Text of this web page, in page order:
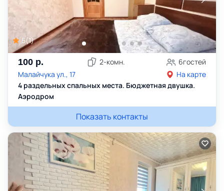
5(1)
100 р. 2-комн. 6гостей
Малайчука ул., 17
На карте
4 раздельных спальных места. Бюджетная двушка.
Аэродром
Показать контакты